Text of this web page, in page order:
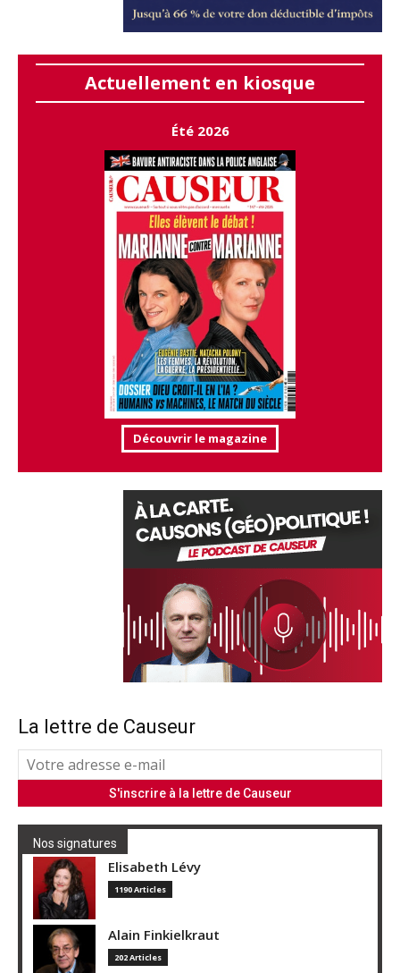
Actuellement en kiosque
Été 2026
Découvrir le magazine
La lettre de Causeur
Nos signatures
Elisabeth Lévy
1190 Articles
Alain Finkielkraut
202 Articles